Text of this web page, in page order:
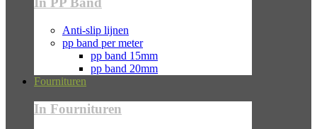
Anti-slip lijnen
pp band per meter
pp band 15mm
pp band 20mm
Fournituren
In Fournituren